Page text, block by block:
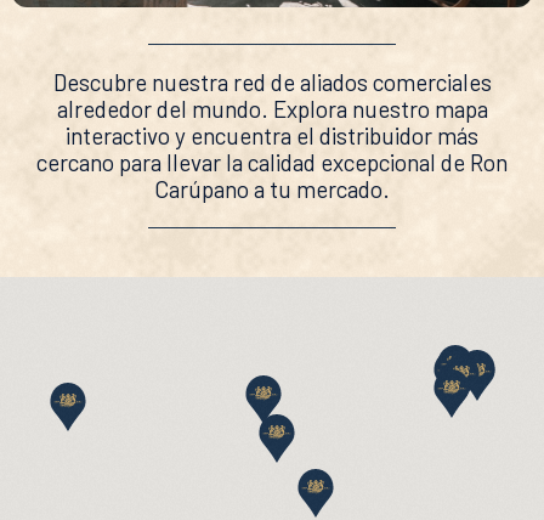
Descubre nuestra red de aliados comerciales
alrededor del mundo. Explora nuestro mapa
interactivo y encuentra el distribuidor más
cercano para llevar la calidad excepcional de Ron
Carúpano a tu mercado.
EN